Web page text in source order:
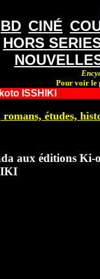
BD CINÉ
HORS
Pour voir le
ISSHIKI
études,
aux éditions Ki-